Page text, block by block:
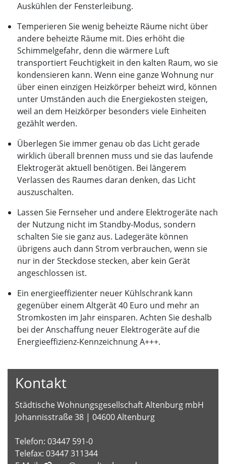
Auskühlen der Fensterleibung.
Temperieren Sie wenig beheizte Räume nicht über
andere beheizte Räume mit. Dies erhöht die
Schimmelgefahr, denn die wärmere Luft
transportiert Feuchtigkeit in den kalten Raum, wo sie
kondensieren kann. Wenn eine ganze Wohnung nur
über einen einzigen Heizkörper beheizt wird, können
unter Umständen auch die Energiekosten steigen,
weil an dem Heizkörper besonders viele Einheiten
gezählt werden.
Überlegen Sie immer genau ob das Licht gerade
wirklich überall brennen muss und sie das laufende
Elektrogerät aktuell benötigen. Bei längerem
Verlassen des Raumes daran denken, das Licht
auszuschalten.
Lassen Sie Fernseher und andere Elektrogeräte nach
der Nutzung nicht im Standby-Modus, sondern
schalten Sie sie ganz aus. Ladegeräte können
übrigens auch dann Strom verbrauchen, wenn sie
nur in der Steckdose stecken, aber kein Gerät
angeschlossen ist.
Ein energieeffizienter neuer Kühlschrank kann
gegenüber einem Altgerät 40 Euro und mehr an
Stromkosten im Jahr einsparen. Achten Sie deshalb
bei der Anschaffung neuer Elektrogeräte auf die
Energieeffizienz-Kennzeichnung A+++.
Kontakt
Städtische Wohnungsgesellschaft Altenburg mbH
Johannisstraße 38 | 04600 Altenburg
Telefon: 03447 591-0
Telefax: 03447 311344